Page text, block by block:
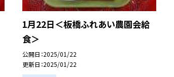
1月22日＜板橋ふれあい農園会給
食＞
公開日 2025/01/22
更新日 2025/01/22